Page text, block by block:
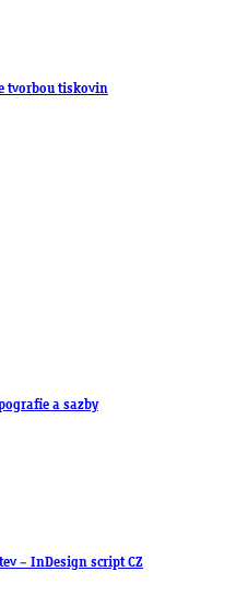
tvorbou tiskovin
a sazby
– InDesign script CZ